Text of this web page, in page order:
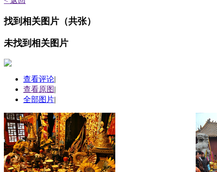
找到相关图片 （共张）
未找到相关图片
查看评论|
查看原图 |
全部图片|